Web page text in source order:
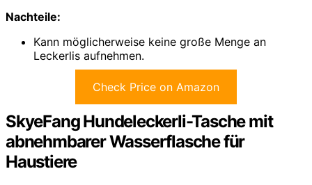
Nachteile:
Kann möglicherweise keine große Menge an
Leckerlis aufnehmen.
Check Price on Amazon
SkyeFang Hundeleckerli-Tasche mit
abnehmbarer Wasserflasche für
Haustiere